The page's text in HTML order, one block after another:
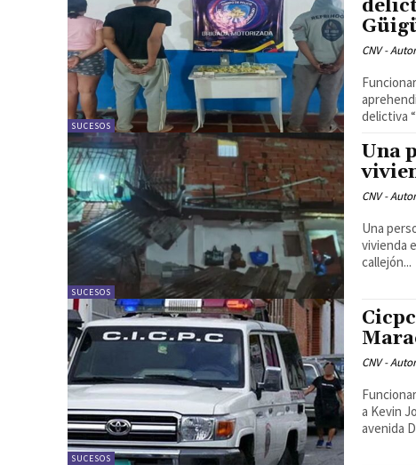
SUCESOS
CNV -
delictiva
SUCESOS
Una
CNV -
Una
vivienda
callejón...
SUCESOS
CNV -
a Kevin
avenida